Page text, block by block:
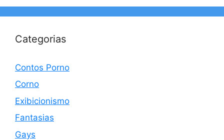
Categorias
Contos Porno
Corno
Exibicionismo
Fantasias
Gays